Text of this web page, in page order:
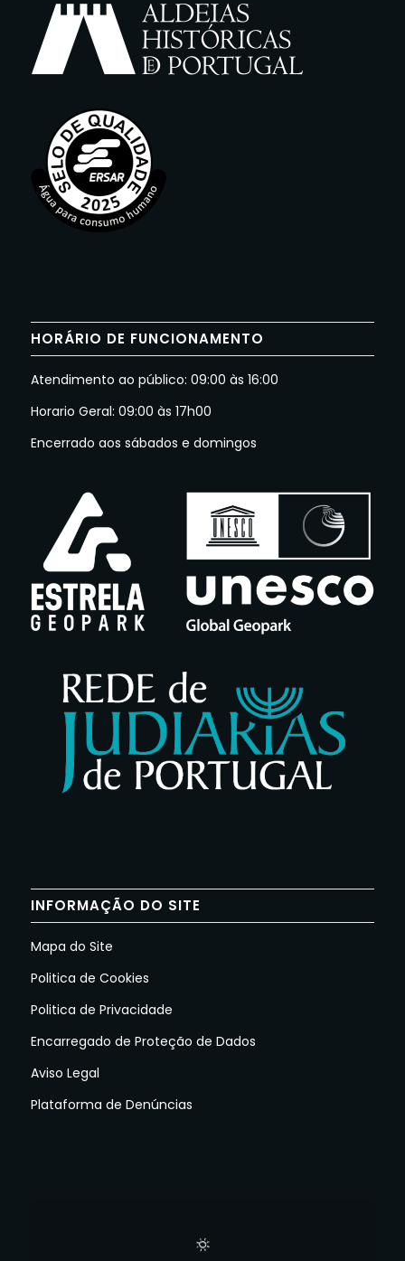
HORÁRIO DE FUNCIONAMENTO
Atendimento ao público: 09:00 às 16:00
Horario Geral: 09:00 às 17h00
Encerrado aos sábados e domingos
INFORMAÇÃO DO SITE
Mapa do Site
Politica de Cookies
Politica de Privacidade
Encarregado de Proteção de Dados
Aviso Legal
Plataforma de Denúncias